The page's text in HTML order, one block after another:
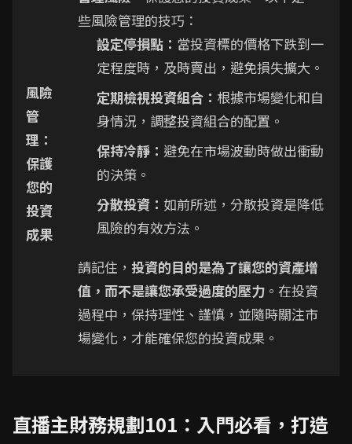
風險
管
理：
保護
您的
投資
成果
些風險管理的技巧：
設定停損點： 當投資標的價格下跌到一
定程度時，及時賣出，避免損失擴大。
定期檢視投資組合： 根據市場變化和自
身情況，調整投資組合的配置。
保持冷靜： 避免在市場波動時做出衝動
的決策。
分散投資： 如前所述，分散投資是降低
風險的有效方法。
請記住， 投資的目的是為了讓您的資產增
值，而不是讓您承受過度的壓力 。在投資
過程中，保持理性、謹慎，並隨時關注市
場變化，才能確保您的投資成果。
直播主財務規劃101：入門必看，打造